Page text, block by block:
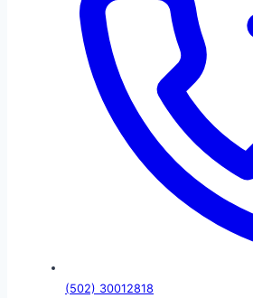
(502) 30012818